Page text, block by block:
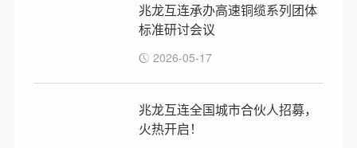
兆龙互连承办高速铜缆系列团体
标准研讨会议
2026-05-17
兆龙互连全国城市合伙人招募，
火热开启！